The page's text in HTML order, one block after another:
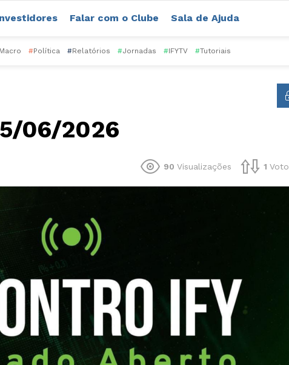
Falar com o Clube Sala de Ajuda
Macro #Política #Relatórios #Jornadas #IFYTV #Tutoriais
06/2026
90 Visualizações 1 Voto